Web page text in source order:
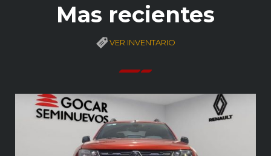
Mas recientes
VER INVENTARIO